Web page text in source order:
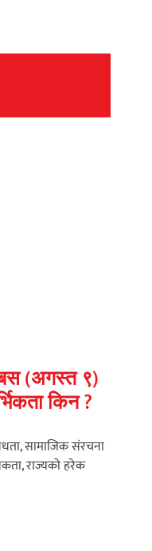
(अगस्त ९)
किन ?
सामाजिक संरचना
राज्यको हरेक